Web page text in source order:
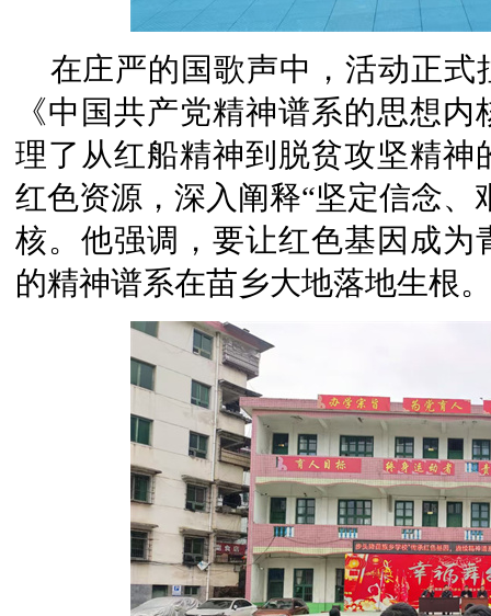
在庄严的国歌声中，活动正
《中国共产党精神谱系的思想
理了从红船精神到脱贫攻坚精
红色资源，深入阐释“坚定信念
核。他强调，要让红色基因成
的精神谱系在苗乡大地落地生根。